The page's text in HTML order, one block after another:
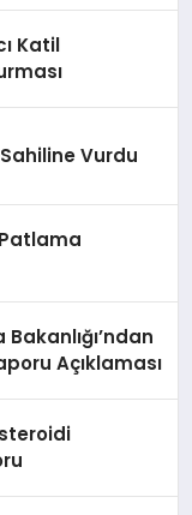
Katil
Vurdu
Açıklaması